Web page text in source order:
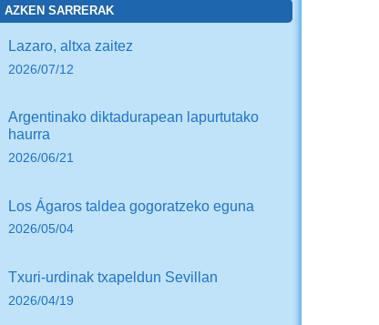
AZKEN SARRERAK
Lazaro, altxa zaitez
2026/07/12
Argentinako diktadurapean lapurtutako
haurra
2026/06/21
Los Ágaros taldea gogoratzeko eguna
2026/05/04
Txuri-urdinak txapeldun Sevillan
2026/04/19